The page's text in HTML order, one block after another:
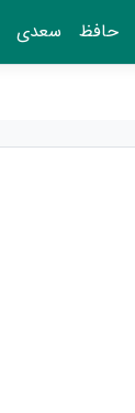
حافظ سعدی